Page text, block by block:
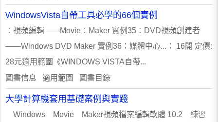
WindowsVista自帶工具必學的66個實例
：視頻編輯——Movie：Maker 實例35：DVD視頻創建者
——Windows DVD Maker 實例36：媒體中心...： 16開 定價:
28元適用範圍《WINDOWS VISTA自帶...
圖書信息 適用範圍 圖書目錄
大學計算機套用基礎案例與實踐
Windows Movie Maker視頻檔案編輯軟體 10.2 練習